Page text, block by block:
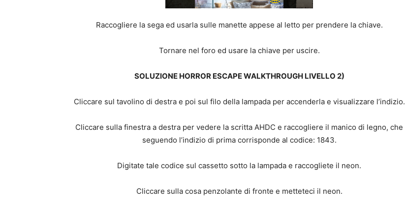
Raccogliere la sega ed usarla sulle manette appese al letto per prendere la chiave.
Tornare nel foro ed usare la chiave per uscire.
SOLUZIONE HORROR ESCAPE WALKTHROUGH LIVELLO 2)
Cliccare sul tavolino di destra e poi sul filo della lampada per accenderla e visualizzare l’indizio.
Cliccare sulla finestra a destra per vedere la scritta AHDC e raccogliere il manico di legno, che
seguendo l’indizio di prima corrisponde al codice: 1843.
Digitate tale codice sul cassetto sotto la lampada e raccogliete il neon.
Cliccare sulla cosa penzolante di fronte e metteteci il neon.